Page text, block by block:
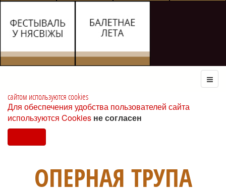
сайтом используются cookies
Для обеспечения удобства пользователей сайта
используются Cookies не согласен
ОПЕРНАЯ ТРУПА